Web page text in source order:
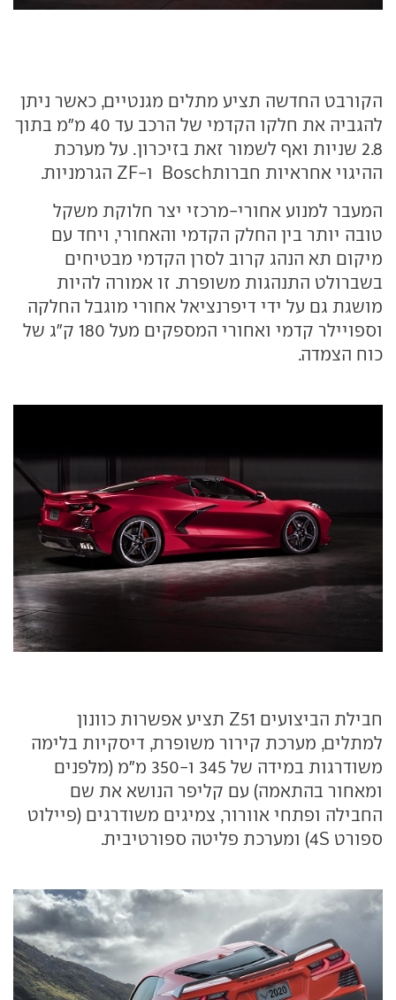
הקורבט החדשה תציע מתלים מגנטיים, כאשר ניתן
להגביה את חלקו הקדמי של הרכב עד 40 מ"מ בתוך
2.8 שניות ואף לשמור זאת בזיכרון. על מערכת
ההיגוי אחראיות חברותBosch ו-ZF הגרמניות.
המעבר למנוע אחורי-מרכזי יצר חלוקת משקל
טובה יותר בין החלק הקדמי והאחורי, ויחד עם
מיקום תא הנהג קרוב לסרן הקדמי מבטיחים
בשברולט התנהגות משופרת. זו אמורה להיות
מושגת גם על ידי דיפרנציאל אחורי מוגבל החלקה
וספויילר קדמי ואחורי המספקים מעל 180 ק"ג של
כוח הצמדה.
חבילת הביצועים Z51 תציע אפשרות כוונון
למתלים, מערכת קירור משופרת, דיסקיות בלימה
משודרגות במידה של 345 ו-350 מ"מ (מלפנים
ומאחור בהתאמה) עם קליפר הנושא את שם
החבילה ופתחי אוורור, צמיגים משודרגים (פיילוט
ספורט 4S) ומערכת פליטה ספורטיבית.